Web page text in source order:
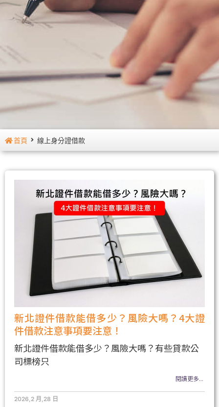
首頁 線上身分證借款
新北證件借款能借多少？風險大嗎？4大證
件借款注意事項要注意！
新北證件借款能借多少？風險大嗎？有些貸款公
司標榜只
閱讀更多...
2026,2 月,28 日